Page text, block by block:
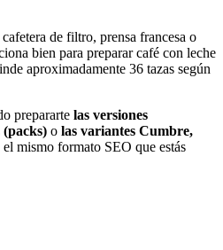
de filtro, prensa francesa o
bien para preparar café con leche
aproximadamente 36 tazas según
prepararte las versiones
o las variantes Cumbre,
el mismo formato SEO que estás